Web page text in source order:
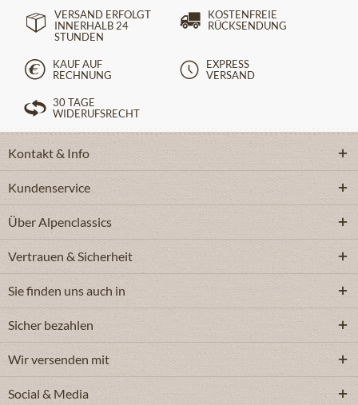
VERSAND ERFOLGT
INNERHALB 24
STUNDEN
KOSTENFREIE
RÜCKSENDUNG
KAUF AUF
RECHNUNG
EXPRESS
VERSAND
30 TAGE
WIDERUFSRECHT
Kontakt & Info
Kundenservice
Über Alpenclassics
Vertrauen & Sicherheit
Sie finden uns auch in
Sicher bezahlen
Wir versenden mit
Social & Media